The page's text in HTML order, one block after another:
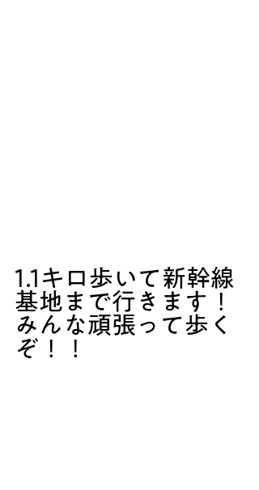
1.1キロ歩いて新幹線
基地まで行きます！
みんな頑張って歩く
ぞ！！